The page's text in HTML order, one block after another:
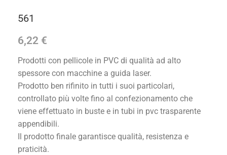
561
6,22 €
Prodotti con pellicole in PVC di qualità ad alto
spessore con macchine a guida laser.
Prodotto ben rifinito in tutti i suoi particolari,
controllato più volte fino al confezionamento che
viene effettuato in buste e in tubi in pvc trasparente
appendibili.
Il prodotto finale garantisce qualità, resistenza e
praticità.